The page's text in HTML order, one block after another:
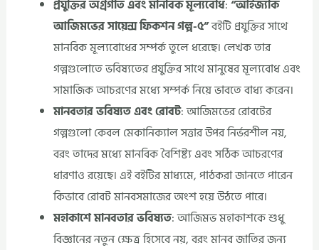
প্রযুক্তির অগ্রগতি এবং মানবিক মূল্যবোধ:“আইজ্যাক
আজিমভের সায়েন্স ফিকশন গল্প-৫”বইটি প্রযুক্তির সাথে
মানবিক মূল্যবোধের সম্পর্ক তুলে ধরেছে। লেখক তার
গল্পগুলোতে ভবিষ্যতের প্রযুক্তির সাথে মানুষের মূল্যবোধ এবং
সামাজিক আচরণের মধ্যে সম্পর্ক নিয়ে ভাবতে বাধ্য করেন।
মানবতার ভবিষ্যত এবং রোবট: আজিমভের রোবটের
গল্পগুলো কেবল মেকানিক্যাল সত্তার উপর নির্ভরশীল নয়,
বরং তাদের মধ্যে মানবিক বৈশিষ্ট্য এবং সঠিক আচরণের
ধারণাও রয়েছে। এই বইটির মাধ্যমে, পাঠকরা জানতে পারেন
কিভাবে রোবট মানবসমাজের অংশ হয়ে উঠতে পারে।
মহাকাশে মানবতার ভবিষ্যত: আজিমভ মহাকাশকে শুধু
বিজ্ঞানের নতুন ক্ষেত্র হিসেবে নয়, বরং মানব জাতির জন্য